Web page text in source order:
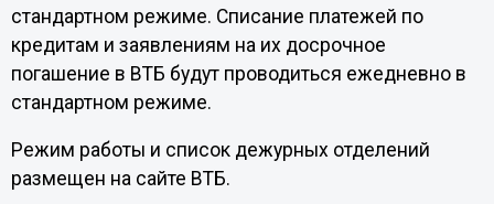
стандартном режиме. Списание платежей по
кредитам и заявлениям на их досрочное
погашение в ВТБ будут проводиться ежедневно в
стандартном режиме.
Режим работы и список дежурных отделений
размещен на сайте ВТБ.